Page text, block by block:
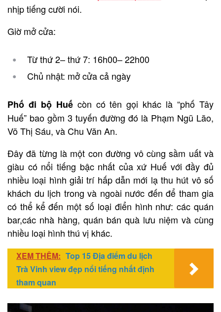
nhịp tiếng cười nói.
Giờ mở cửa:
Từ thứ 2– thứ 7: 16h00– 22h00
Chủ nhật: mở cửa cả ngày
Phố đi bộ Huếcòn có tên gọi khác là “phố Tây
Huế” bao gồm 3 tuyến đường đó là Phạm Ngũ Lão,
Võ Thị Sáu, và Chu Văn An.
Đây đã từng là một con đường vô cùng sầm uất và
giàu có nổi tiếng bậc nhất của xứ Huế với đầy đủ
nhiều loại hình giải trí hấp dẫn mới lạ thu hút vô số
khách du lịch trong và ngoài nước đến để tham gia
có thể kể đến một số loại điển hình như: các quán
bar,các nhà hàng, quán bán quà lưu niệm và cùng
nhiều loại hình thú vị khác.
XEM THÊM: Top 15 Địa điểm du lịch
Trà Vinh view đẹp nổi tiếng nhất định
tham quan